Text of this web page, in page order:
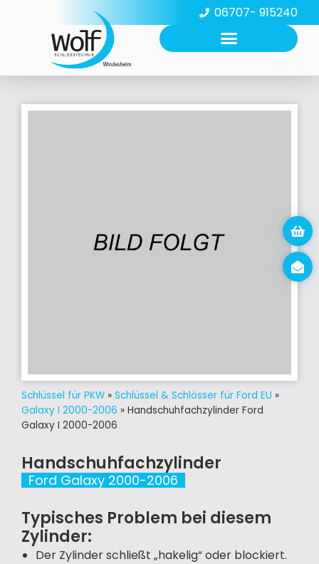
06707- 915240
Schlüssel für PKW » Schlüssel & Schlösser für Ford EU »
Galaxy I 2000-2006 » Handschuhfachzylinder Ford
Galaxy I 2000-2006
Handschuhfachzylinder
Ford Galaxy 2000-2006
Typisches Problem bei diesem
Zylinder:
Der Zylinder schließt „hakelig“ oder blockiert.